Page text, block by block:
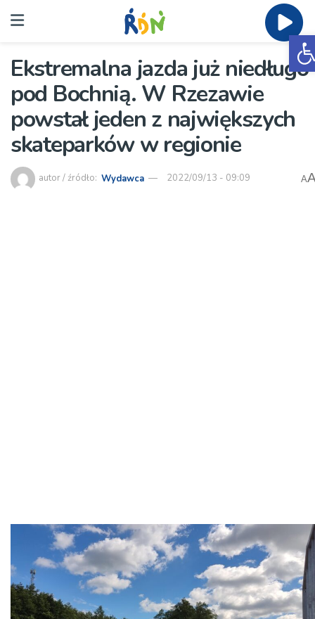
Ekstremalna jazda już niedługo
pod Bochnią. W Rzezawie
powstał jeden z największych
skateparków w regionie
autor / źródło: Wydawca 2022/09/13 - 09:09 A